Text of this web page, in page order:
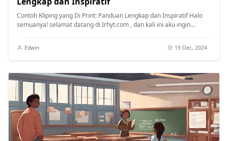
Contoh Kliping yang Di Print: Panduan Lengkap dan Inspiratif Halo
semuanya! selamat datang di Irhyt.com , dan kali ini aku ingin
Edwin 19 Dec, 2024